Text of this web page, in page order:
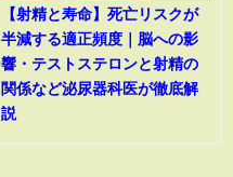
【射精と寿命】死亡リスクが
半減する適正頻度｜脳への影
響・テストステロンと射精の
関係など泌尿器科医が徹底解
説